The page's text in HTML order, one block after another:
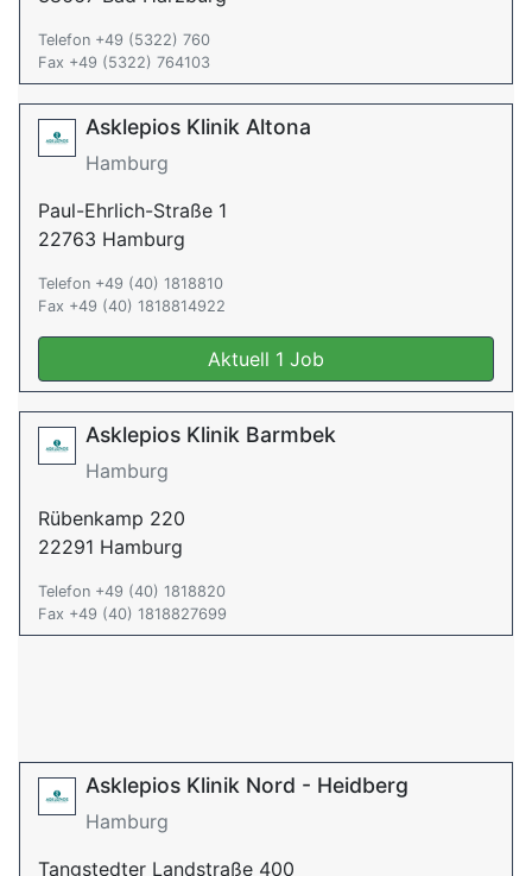
Telefon +49 (5322) 760
Fax +49 (5322) 764103
Asklepios Klinik Altona
Hamburg
Paul-Ehrlich-Straße 1
22763 Hamburg
Telefon +49 (40) 1818810
Fax +49 (40) 1818814922
Aktuell 1 Job
Asklepios Klinik Barmbek
Hamburg
Rübenkamp 220
22291 Hamburg
Telefon +49 (40) 1818820
Fax +49 (40) 1818827699
Asklepios Klinik Nord - Heidberg
Hamburg
Tangstedter Landstraße 400